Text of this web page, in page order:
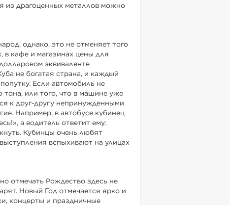
из драгоценных металлов можно
однако, это не отменяет того
в кафе и магазинах цены для
эквиваленте
не богатая страна, и каждый
Если автомобиль не
тона, или того, что в машине уже
к друг-другу непринужденными
Например, в автобусе кубинец
а водитель ответит ему:
Кубинцы очень любят
вспыхивают на улицах
отмечать Рождество здесь не
Новый Год отмечается ярко и
концерты и праздничные